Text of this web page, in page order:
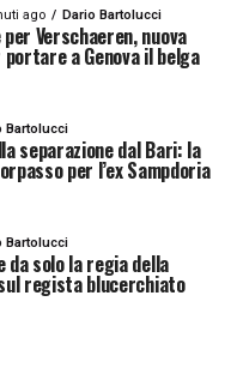
ago Dario Bartolucci
Verschaeren, nuova
a Genova il belga
Bartolucci
separazione dal Bari: la
per l’ex Sampdoria
Bartolucci
da solo la regia della
regista blucerchiato